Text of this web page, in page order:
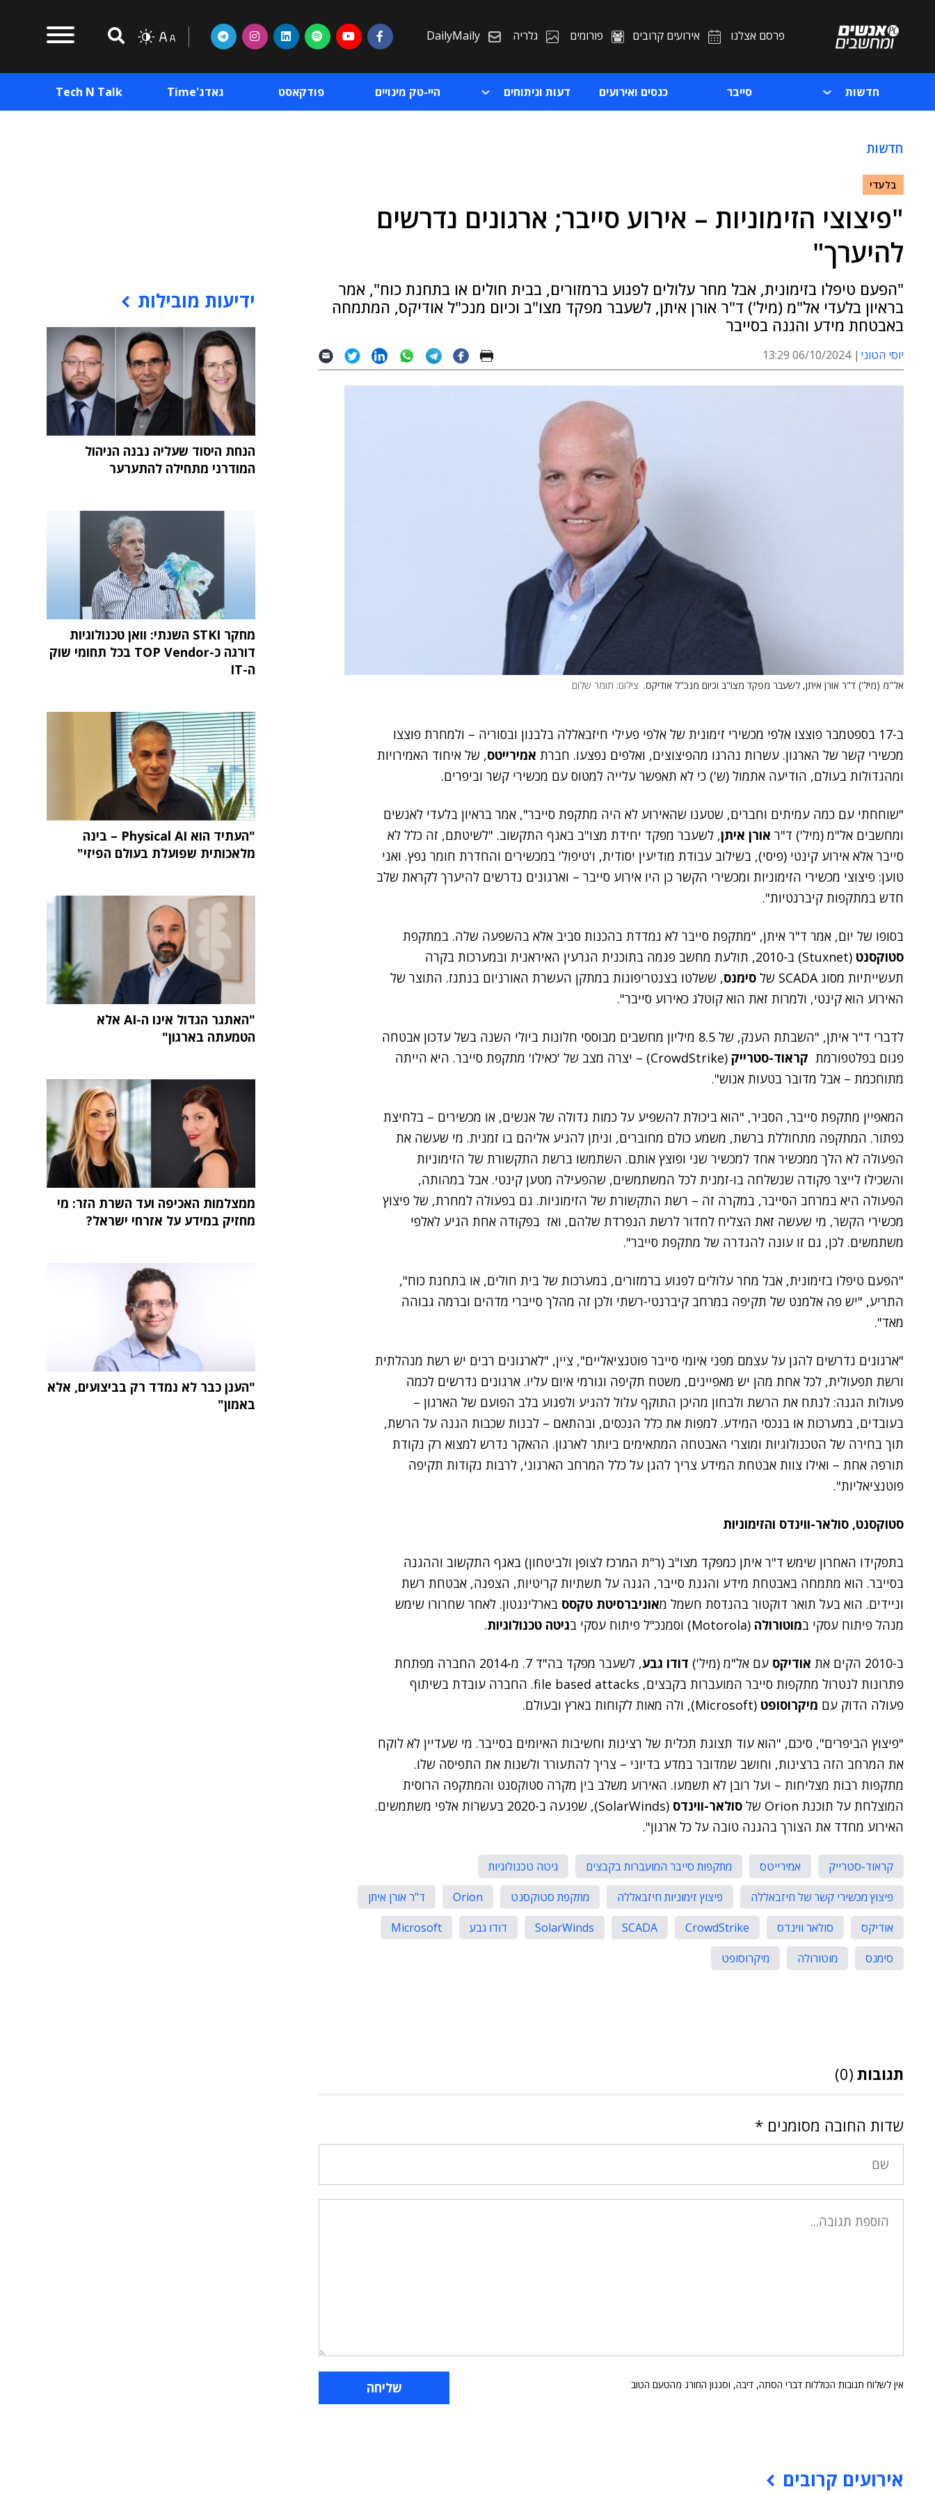
פרסם אצלנו אירועים קרובים פורומים גלריה DailyMaily
חדשות סייבר כנסים ואירועים דעות וניתוחים היי-טק מינויים פודקאסט גאדג'Time Tech N Talk
חדשות
בלעדי
"פיצוצי הזימוניות – אירוע סייבר; ארגונים נדרשים
להיערך"
"הפעם טיפלו בזימונית, אבל מחר עלולים לפגוע ברמזורים, בבית חולים או בתחנת כוח", אמר
בראיון בלעדי אל"מ (מיל') ד"ר אורן איתן, לשעבר מפקד מצו"ב וכיום מנכ"ל אודיקס, המתמחה
באבטחת מידע והגנה בסייבר
יוסי הטוני 06/10/2024 13:29
אל"מ (מיל') ד"ר אורן איתן, לשעבר מפקד מצו"ב וכיום מנכ"ל אודיקס. צילום: תומר שלום
ב-17 בספטמבר פוצצו אלפי מכשירי זימונית של אלפי פעילי חיזבאללה בלבנון ובסוריה – ולמחרת פוצצו
מכשירי קשר של הארגון. עשרות נהרגו מהפיצוצים, ואלפים נפצעו. חברת אמירייטס, של איחוד האמירויות
ומהגדולות בעולם, הודיעה אתמול (ש') כי לא תאפשר עלייה למטוס עם מכשירי קשר וביפרים.
"שוחחתי עם כמה עמיתים וחברים, שטענו שהאירוע לא היה מתקפת סייבר", אמר בראיון בלעדי לאנשים
ומחשבים אל"מ (מיל') ד"ר אורן איתן, לשעבר מפקד יחידת מצו"ב באגף התקשוב. "לשיטתם, זה כלל לא
סייבר אלא אירוע קינטי (פיסי), בשילוב עבודת מודיעין יסודית, ו'טיפול' במכשירים והחדרת חומר נפץ. ואני
טוען: פיצוצי מכשירי הזימוניות ומכשירי הקשר כן היו אירוע סייבר – וארגונים נדרשים להיערך לקראת שלב
חדש במתקפות קיברנטיות".
בסופו של יום, אמר ד"ר איתן, "מתקפת סייבר לא נמדדת בהכנות סביב אלא בהשפעה שלה. במתקפת
סטוקסנט
(Stuxnet) ב-2010, תולעת מחשב פגמה בתוכנית הגרעין האיראנית ובמערכות בקרה
תעשייתיות מסוג SCADA של
סימנס, ששלטו בצנטריפוגות במתקן העשרת האורניום בנתנז. התוצר של
האירוע הוא קינטי, ולמרות זאת הוא קוטלג כאירוע סייבר".
לדברי ד"ר איתן, "השבתת הענק, של 8.5 מיליון מחשבים מבוססי חלונות ביולי השנה בשל עדכון אבטחה
פגום בפלטפורמת קראוד-סטרייק
(CrowdStrike) – יצרה מצב של 'כאילו' מתקפת סייבר. היא הייתה
מתוחכמת – אבל מדובר בטעות אנוש".
המאפיין מתקפת סייבר, הסביר, "הוא ביכולת להשפיע על כמות גדולה של אנשים, או מכשירים – בלחיצת
כפתור. המתקפה מתחוללת ברשת, משמע כולם מחוברים, וניתן להגיע אליהם בו זמנית. מי שעשה את
הפעולה לא הלך ממכשיר אחד למכשיר שני ופוצץ אותם. השתמשו ברשת התקשורת של הזימוניות
והשכילו לייצר פקודה שנשלחה בו-זמנית לכל המשתמשים, שהפעילה מטען קינטי. אבל במהותה,
הפעולה היא במרחב הסייבר, במקרה זה – רשת התקשורת של הזימוניות. גם בפעולה למחרת, של פיצוץ
מכשירי הקשר, מי שעשה זאת הצליח לחדור לרשת הנפרדת שלהם, ואז בפקודה אחת הגיע לאלפי
משתמשים. לכן, גם זו עונה להגדרה של מתקפת סייבר".
"הפעם טיפלו בזימונית, אבל מחר עלולים לפגוע ברמזורים, במערכות של בית חולים, או בתחנת כוח",
התריע, "יש פה אלמנט של תקיפה במרחב קיברנטי-רשתי ולכן זה מהלך סייברי מדהים וברמה גבוהה
מאד".
"ארגונים נדרשים להגן על עצמם מפני איומי סייבר פוטנציאליים", ציין, "לארגונים רבים יש רשת מנהלתית
ורשת תפעולית, לכל אחת מהן יש מאפיינים, משטח תקיפה וגורמי איום עליו. ארגונים נדרשים לכמה
פעולות הגנה: לנתח את הרשת ולבחון מהיכן התוקף עלול להגיע ולפגוע בלב הפועם של הארגון –
בעובדים, במערכות או בנכסי המידע. למפות את כלל הנכסים, ובהתאם – לבנות שכבות הגנה על הרשת,
תוך בחירה של הטכנולוגיות ומוצרי האבטחה המתאימים ביותר לארגון. ההאקר נדרש למצוא רק נקודת
תורפה אחת – ואילו צוות אבטחת המידע צריך להגן על כלל המרחב הארגוני, לרבות נקודות תקיפה
פוטנציאליות".
סטוקסנט, סולאר-ווינדס והזימוניות
בתפקידו האחרון שימש ד"ר איתן כמפקד מצו"ב (ר"ת המרכז לצופן ולביטחון) באגף התקשוב וההגנה
בסייבר. הוא מתמחה באבטחת מידע והגנת סייבר, הגנה על תשתיות קריטיות, הצפנה, אבטחת רשת
וניידים. הוא בעל תואר דוקטור בהנדסת חשמל מאוניברסיטת טקסס בארלינגטון. לאחר שחרורו שימש
מנהל פיתוח עסקי במוטורולה (Motorola) וסמנכ"ל פיתוח עסקי ב גיטה טכנולוגיות.
ב-2010 הקים את אודיקס עם אל"מ (מיל') דודו גבע
, לשעבר מפקד בה"ד 7. מ-2014 החברה מפתחת
פתרונות לנטרול מתקפות סייבר המועברות בקבצים, file based attacks. החברה עובדת בשיתוף
פעולה הדוק עם מיקרוסופט (Microsoft), ולה מאות לקוחות בארץ ובעולם.
"פיצוץ הביפרים", סיכם, "הוא עוד תצוגת תכלית של רצינות וחשיבות האיומים בסייבר. מי שעדיין לא לוקח
את המרחב הזה ברצינות, וחושב שמדובר במדע בדיוני – צריך להתעורר ולשנות את התפיסה שלו.
מתקפות רבות מצליחות – ועל רובן לא תשמעו. האירוע משלב בין מקרה סטוקסנט והמתקפה הרוסית
המוצלחת על תוכנת Orion של
סולאר-ווינדס
(SolarWinds), שפגעה ב-2020 בעשרות אלפי משתמשים.
האירוע מחדד את הצורך בהגנה טובה על כל ארגון".
קראוד-סטרייק אמירייטס מתקפות סייבר המועברות בקבצים
גיטה טכנולוגיות
פיצוץ מכשירי קשר של חיזבאללה
פיצוץ זימוניות חיזבאללה מתקפת סטוקסנט Orion
ד"ר אורן איתן
אודיקס
סולאר ווינדס CrowdStrike
SCADA
SolarWinds דודו גבע
Microsoft
סימנס
מוטורולה מיקרוסופט
תגובות (0)
שדות החובה מסומנים *
אין לשלוח תגובות הכוללות דברי הסתה, דיבה, וסגנון החורג מהטעם הטוב
אירועים קרובים
ידיעות מובילות
הנחת היסוד שעליה נבנה הניהול
המודרני מתחילה להתערער
מחקר STKI השנתי: וואן טכנולוגיות
דורגה כ-TOP Vendor בכל תחומי שוק
ה-IT
"העתיד הוא Physical AI – בינה
מלאכותית שפועלת בעולם הפיזי"
"האתגר הגדול אינו ה-AI אלא
הטמעתה בארגון"
ממצלמות האכיפה ועד השרת הזר: מי
מחזיק במידע על אזרחי ישראל?
"הענן כבר לא נמדד רק בביצועים, אלא
באמון"